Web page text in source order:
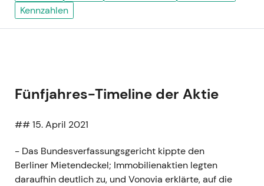
Kennzahlen
Fünfjahres-Timeline der Aktie
## 15. April 2021
- Das Bundesverfassungsgericht kippte den
Berliner Mietendeckel; Immobilienaktien legten
daraufhin deutlich zu, und Vonovia erklärte, auf die